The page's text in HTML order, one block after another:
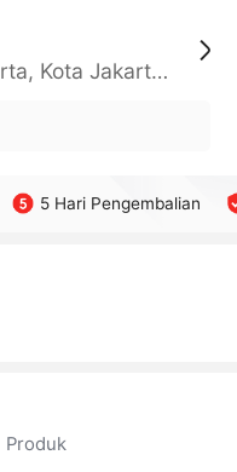
Daerah Khusus Ibukota Jakarta, Kota Jakarta Barat, Cengkareng, yy
5 Hari Pengembalian
Produk